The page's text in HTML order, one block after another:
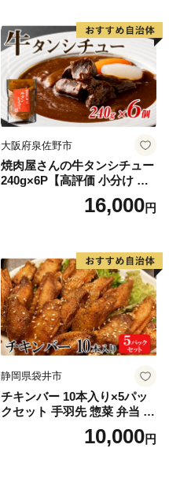
ー ギフト お取り寄せ 日高市
大阪府泉佐野市
焼肉屋さんの牛タンシチュー
240g×6P【高評価 小分け 惣
菜 牛たん 一人暮らし 冷凍】
16,000円
静岡県袋井市
チキンバー 10本入り×5パッ
クセット 手羽先 惣菜 弁当 お
かず お酒 おつまみ ギフト キ
ャンプ アウトドア キャンプ
10,000円